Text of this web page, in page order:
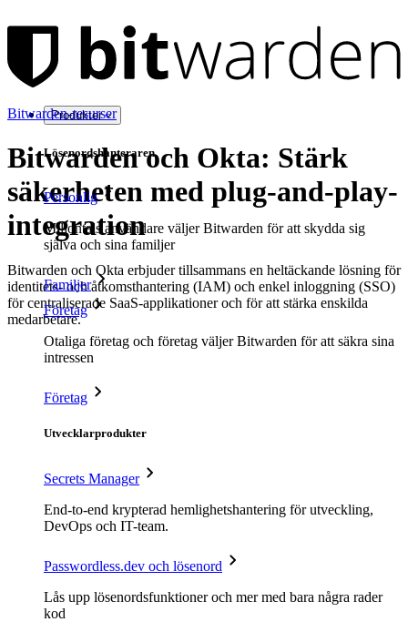
Produkter
Lösenordshanteraren
Personlig
Miljontals användare väljer Bitwarden för att skydda sig
själva och sina familjer
Familjer
Företag
Otaliga företag och företag väljer Bitwarden för att säkra sina
intressen
Företag
Utvecklarprodukter
Secrets Manager
End-to-end krypterad hemlighetshantering för utveckling,
DevOps och IT-team.
Passwordless.dev och lösenord
Lås upp lösenordsfunktioner och mer med bara några rader
kod
Bitwarden-resurser
Bitwarden och Okta: Stärk
säkerheten med plug-and-play-
integration
Bitwarden och Okta erbjuder tillsammans en heltäckande lösning för
identitets- och åtkomsthantering (IAM) och enkel inloggning (SSO)
för centraliserade SaaS-applikationer och för att stärka enskilda
medarbetare.